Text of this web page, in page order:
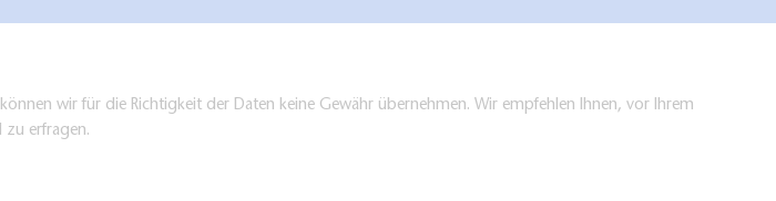
wir für die Richtigkeit der Daten keine Gewähr übernehmen. Wir empfehlen Ihnen, vor Ihrem
zu erfragen.